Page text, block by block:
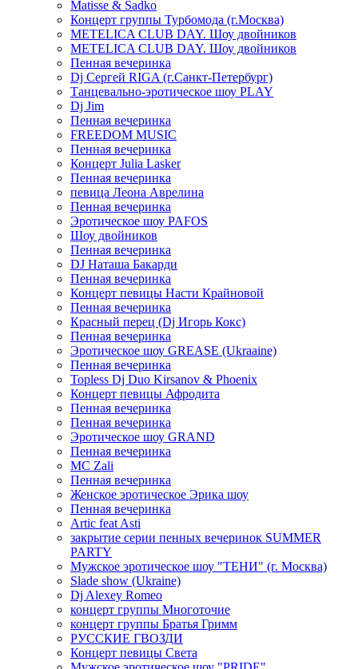
Matisse & Sadko
Концерт группы Турбомода (г.Москва)
METELICA CLUB DAY. Шоу двойников
METELICA CLUB DAY. Шоу двойников
Пенная вечеринка
Dj Сергей RIGA (г.Санкт-Петербург)
Танцевально-эротическое шоу PLAY
Dj Jim
Пенная вечеринка
FREEDOM MUSIC
Пенная вечеринка
Концерт Julia Lasker
Пенная вечеринка
певица Леона Аврелина
Пенная вечеринка
Эротическое шоу PAFOS
Шоу двойников
Пенная вечеринка
DJ Наташа Бакарди
Пенная вечеринка
Концерт певицы Насти Крайновой
Пенная вечеринка
Красный перец (Dj Игорь Кокс)
Пенная вечеринка
Эротическое шоу GREASE (Ukraaine)
Пенная вечеринка
Topless Dj Duo Kirsanov & Phoenix
Концерт певицы Афродита
Пенная вечеринка
Пенная вечеринка
Эротическое шоу GRAND
Пенная вечеринка
MC Zali
Пенная вечеринка
Женское эротическое Эрика шоу
Пенная вечеринка
Artic feat Asti
закрытие серии пенных вечеринок SUMMER
PARTY
Мужское эротическое шоу "ТЕНИ" (г. Москва)
Slade show (Ukraine)
Dj Alexey Romeo
концерт группы Многоточие
концерт группы Братья Гримм
РУССКИЕ ГВОЗДИ
Концерт певицы Света